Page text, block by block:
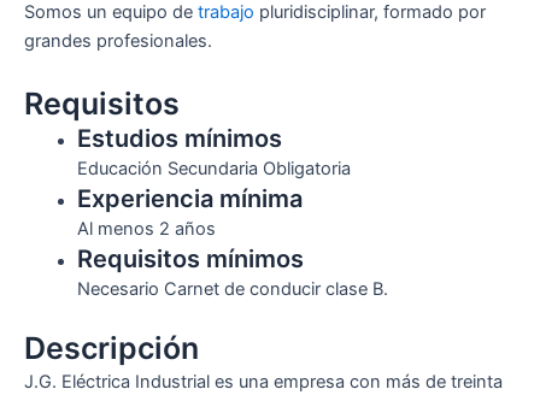
Somos un equipo de trabajo pluridisciplinar, formado por
grandes profesionales.
Requisitos
Estudios mínimos
Educación Secundaria Obligatoria
Experiencia mínima
Al menos 2 años
Requisitos mínimos
Necesario Carnet de conducir clase B.
Descripción
J.G. Eléctrica Industrial es una empresa con más de treinta